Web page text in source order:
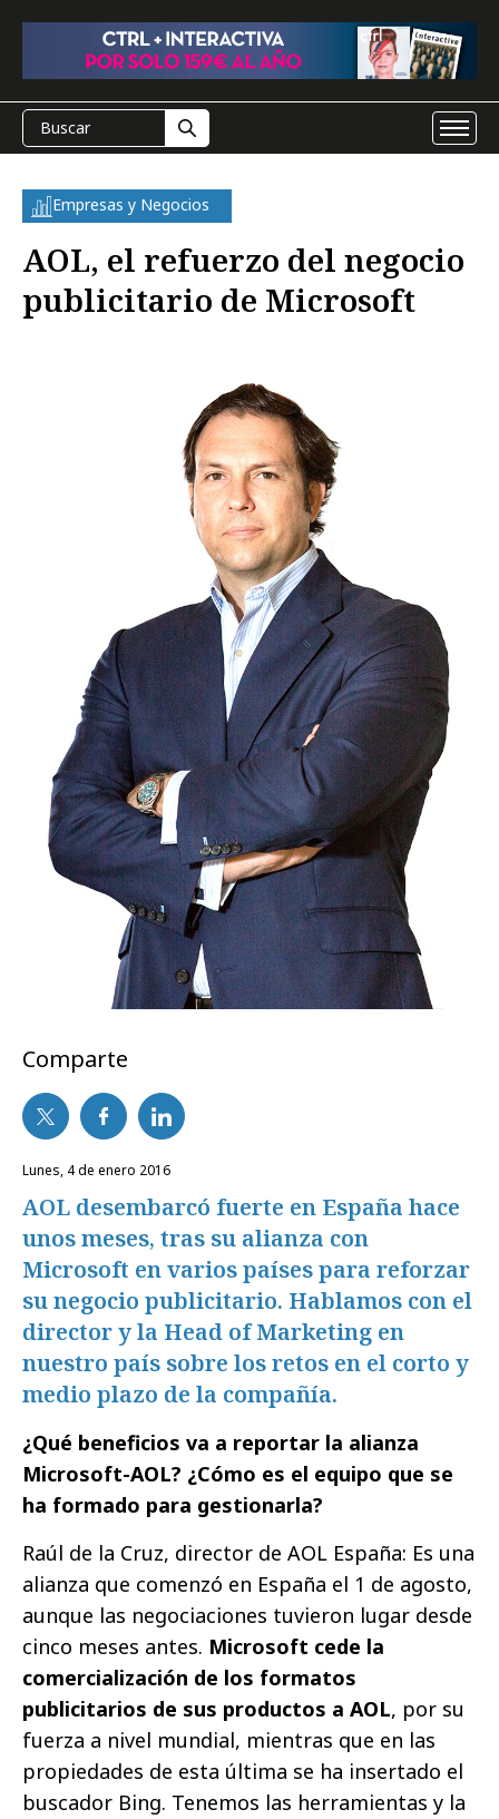
Empresas y Negocios
AOL, el refuerzo del negocio
publicitario de Microsoft
Comparte
lunes, 4 de enero 2016
AOL desembarcó fuerte en España hace
unos meses, tras su alianza con
Microsoft en varios países para reforzar
su negocio publicitario. Hablamos con el
director y la Head of Marketing en
nuestro país sobre los retos en el corto y
medio plazo de la compañía.
¿Qué beneficios va a reportar la alianza
Microsoft-AOL? ¿Cómo es el equipo que se
ha formado para gestionarla?
Raúl de la Cruz, director de AOL España: Es una
alianza que comenzó en España el 1 de agosto,
aunque las negociaciones tuvieron lugar desde
cinco meses antes. Microsoft cede la
comercialización de los formatos
publicitarios de sus productos a AOL, por su
fuerza a nivel mundial, mientras que en las
propiedades de esta última se ha insertado el
buscador Bing. Tenemos las herramientas y la